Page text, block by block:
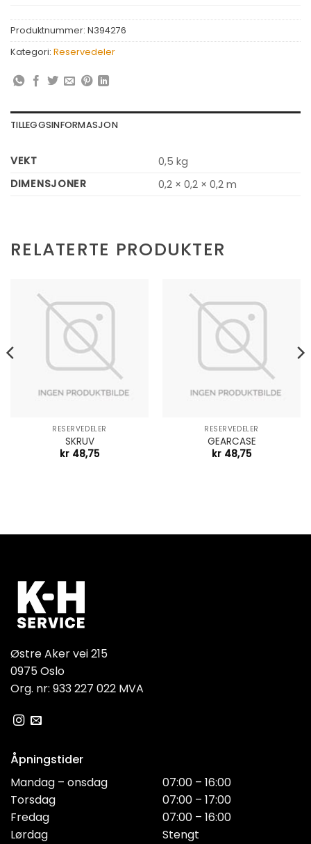
Produktnummer: N394276
Kategori: Reservedeler
TILLEGGSINFORMASJON
VEKT
0,5 kg
DIMENSJONER
0,2 × 0,2 × 0,2 m
RELATERTE PRODUKTER
RESERVEDELER
SKRUV
kr 48,75
RESERVEDELER
GEARCASE
kr 48,75
Østre Aker vei 215
0975 Oslo
Org. nr: 933 227 022 MVA
Åpningstider
Mandag – onsdag
Torsdag
Fredag
Lørdag
07:00 – 16:00
07:00 – 17:00
07:00 – 16:00
Stengt